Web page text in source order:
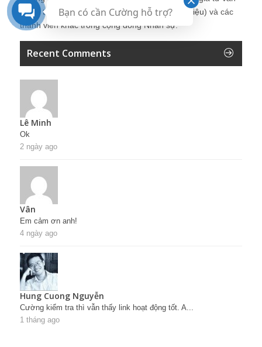
Quản trị Nhân sự Nguyễn Hùng Cường (giới thiệu) và các
thành viên khác trong cộng đồng Nhân sự.
Recent Comments
Lê Minh
Ok
2 ngày ago
Vân
Em cảm ơn anh!
4 ngày ago
Hung Cuong Nguyễn
Cường kiểm tra thì vẫn thấy link hoạt động tốt. A...
1 tháng ago
Bạn có cần Cường hỗ trợ?